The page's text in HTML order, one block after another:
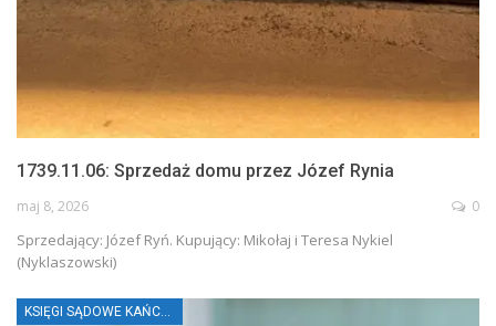
1739.11.06: Sprzedaż domu przez Józef Rynia
maj 8, 2026 0
Sprzedający: Józef Ryń. Kupujący: Mikołaj i Teresa Nykiel
(Nyklaszowski)
KSIĘGI SĄDOWE KAŃCZUGI